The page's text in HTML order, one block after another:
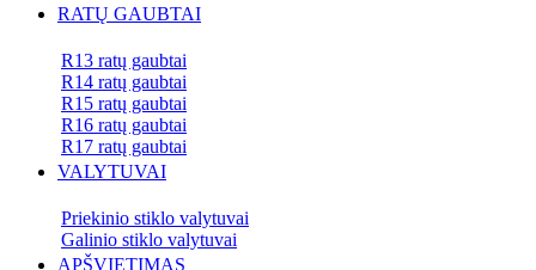
RATŲ GAUBTAI
R13 ratų gaubtai
R14 ratų gaubtai
R15 ratų gaubtai
R16 ratų gaubtai
R17 ratų gaubtai
VALYTUVAI
Priekinio stiklo valytuvai
Galinio stiklo valytuvai
APŠVIETIMAS